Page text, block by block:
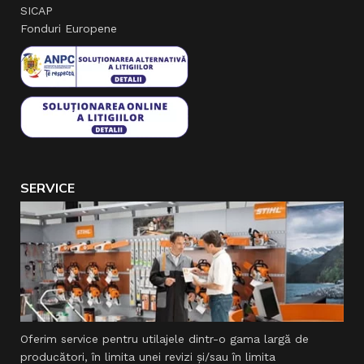
SICAP
Fonduri Europene
SERVICE
Oferim service pentru utilajele dintr-o gama largă de
producători, în limita unei revizi şi/sau în limita